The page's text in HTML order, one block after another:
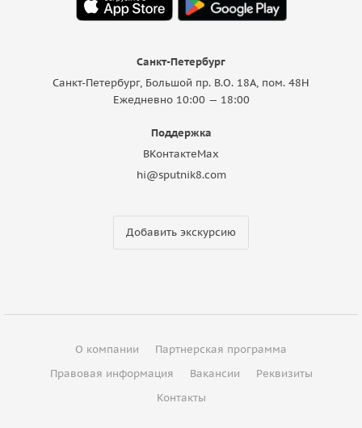
Санкт-Петербург
Санкт-Петербург, Большой пр. В.О. 18A, пом. 48Н
Ежедневно 10:00 — 18:00
Поддержка
ВКонтактеMax
hi@sputnik8.com
Добавить экскурсию
О компании
Партнерская программа
Правовая информация
Вакансии
Реквизиты
Контакты